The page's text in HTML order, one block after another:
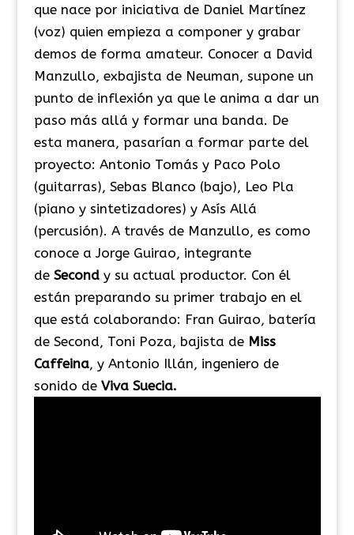
que nace por iniciativa de Daniel Martínez
(voz) quien empieza a componer y grabar
demos de forma amateur. Conocer a David
Manzullo, exbajista de Neuman, supone un
punto de inflexión ya que le anima a dar un
paso más allá y formar una banda. De
esta manera, pasarían a formar parte del
proyecto: Antonio Tomás y Paco Polo
(guitarras), Sebas Blanco (bajo), Leo Pla
(piano y sintetizadores) y Asís Allá
(percusión). A través de Manzullo, es como
conoce a Jorge Guirao, integrante
de Second y su actual productor. Con él
están preparando su primer trabajo en el
que está colaborando: Fran Guirao, batería
de Second, Toni Poza, bajista de Miss
Caffeina, y Antonio Illán, ingeniero de
sonido de Viva Suecia.